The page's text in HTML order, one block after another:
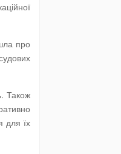
про
Також
для їх